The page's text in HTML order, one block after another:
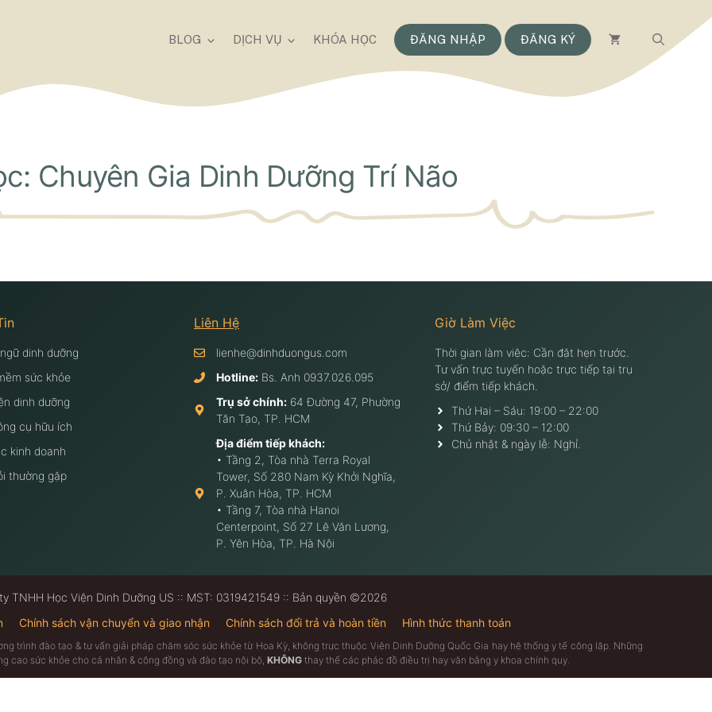
BLOG DỊCH VỤ KHÓA HỌC ĐĂNG NHẬP ĐĂNG KÝ
Chuyên Gia Dinh Dưỡng Trí Não
dinh dưỡng
sức khỏe
dinh dưỡng
cụ hữu ích
kinh doanh
thường gặp
Liên Hệ
lienhe@dinhduongus.com
Hotline: Bs. Anh 0937.026.095
Trụ sở chính: 64 Đường 47, Phường
Tân Tạo, TP. HCM
Địa điểm tiếp khách:
• Tầng 2, Tòa nhà Terra Royal
Tower, Số 280 Nam Kỳ Khởi Nghĩa,
P. Xuân Hòa, TP. HCM
• Tầng 7, Tòa nhà Hanoi
Centerpoint, Số 27 Lê Văn Lương,
P. Yên Hòa, TP. Hà Nội
Giờ Làm Việc
Thời gian làm việc: Cần đặt hẹn trước.
Tư vấn trực tuyến hoặc trực tiếp tại trụ
sở/ điểm tiếp khách.
Thứ Hai – Sáu: 19:00 – 22:00
Thứ Bảy: 09:30 – 12:00
Chủ nhật & ngày lễ: Nghỉ.
TNHH Học Viện Dinh Dưỡng US :: MST: 0319421549 :: Bản quyền ©2026
Chính sách vận chuyển và giao nhận Chính sách đổi trả và hoàn tiền Hình thức thanh toán
trình đào tạo & tư vấn giải pháp chăm sóc sức khỏe từ Hoa Kỳ, không trực thuộc Viện Dinh Dưỡng Quốc Gia hay hệ thống y tế công lập. Những
cao sức khỏe cho cá nhân & cộng đồng và đào tạo nội bộ, KHÔNG thay thế các phác đồ điều trị hay văn bằng y khoa chính quy.